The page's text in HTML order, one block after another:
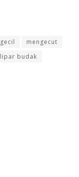
mengecut
budak